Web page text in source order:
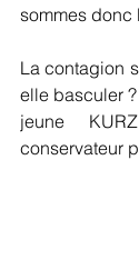
sommes donc
La contagion
elle basculer
jeune
conservateur